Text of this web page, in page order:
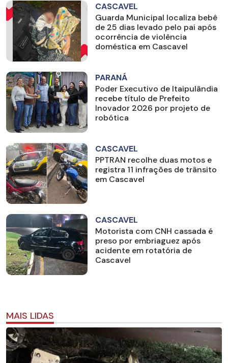
CASCAVEL
Guarda Municipal localiza bebê
de 25 dias levado pelo pai após
ocorrência de violência
doméstica em Cascavel
PARANÁ
Poder Executivo de Itaipulândia
recebe título de Prefeito
Inovador 2026 por projeto de
robótica
CASCAVEL
PPTRAN recolhe duas motos e
registra 11 infrações de trânsito
em Cascavel
CASCAVEL
Motorista com CNH cassada é
preso por embriaguez após
acidente em rotatória de
Cascavel
MAIS LIDAS